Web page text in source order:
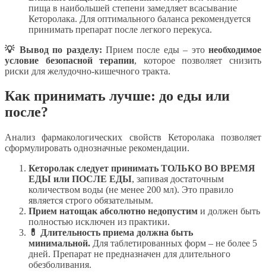
пища в наибольшей степени замедляет всасывание
Кеторолака. Для оптимального баланса рекомендуется
принимать препарат после легкого перекуса.
💡 Вывод по разделу: Прием после еды – этонеобходимое
условие безопасной терапии, которое позволяет снизить
риски для желудочно-кишечного тракта.
Как принимать лучше: до еды или
после?
Анализ фармакологических свойств Кеторолака позволяет
сформулировать однозначные рекомендации.
Кеторолак следует принимать ТОЛЬКО ВО ВРЕМЯ
ЕДЫ или ПОСЛЕ ЕДЫ, запивая достаточным
количеством воды (не менее 200 мл). Это правило
является строго обязательным.
Прием натощак абсолютно недопустим и должен быть
полностью исключен из практики.
💊 Длительность приема должна быть
минимальной. Для таблетированных форм – не более 5
дней. Препарат не предназначен для длительного
обезболивания.